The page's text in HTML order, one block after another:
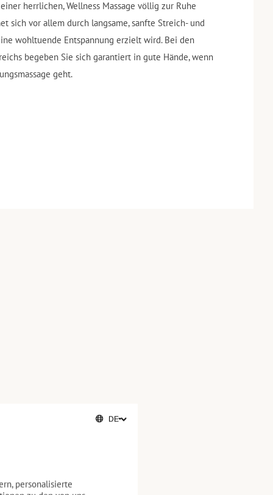
herrlichen, Wellness Massage völlig zur Ruhe
sich vor allem durch langsame, sanfte Streich- und
wohltuende Entspannung erzielt wird. Bei den
begeben Sie sich garantiert in gute Hände, wenn
geht.
personalisierte